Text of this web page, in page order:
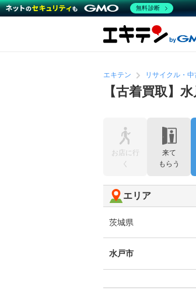
エキテン リサイクル・中
【古着買取】
お店に行
く
来て
もらう
エリア
茨城県
水戸市
無料診断